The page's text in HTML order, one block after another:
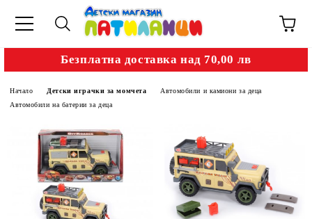
Безплатна доставка над 70,00 лв
Начало Детски играчки за момчета
Автомобили и камиони за деца
Автомобили на батерии за деца